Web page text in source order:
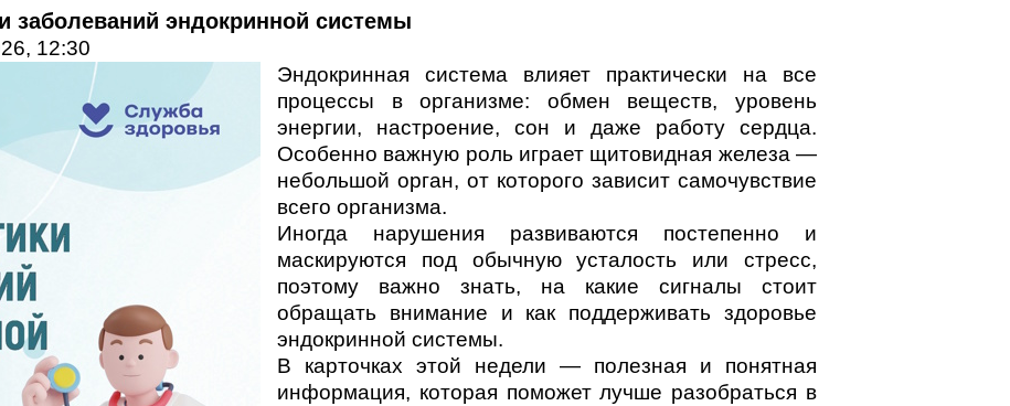
заболеваний эндокринной системы
12:30
Эндокринная система влияет практически на все
процессы в организме: обмен веществ, уровень
энергии, настроение, сон и даже работу сердца.
Особенно важную роль играет щитовидная железа —
небольшой орган, от которого зависит самочувствие
всего организма.
Иногда нарушения развиваются постепенно и
маскируются под обычную усталость или стресс,
поэтому важно знать, на какие сигналы стоит
обращать внимание и как поддерживать здоровье
эндокринной системы.
В карточках этой недели — полезная и понятная
информация, которая поможет лучше разобраться в